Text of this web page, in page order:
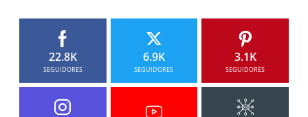
22.8K
SEGUIDORES
6.9K
SEGUIDORES
3.1K
SEGUIDORES